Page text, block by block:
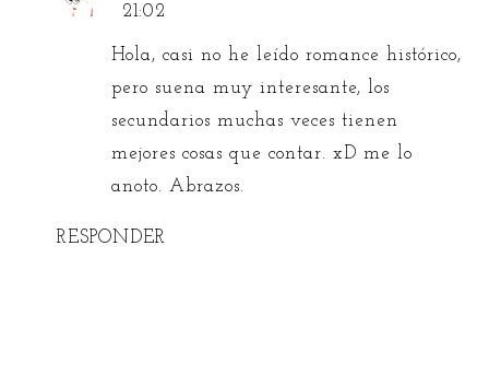
21:02
Hola, casi no he leído romance histórico,
pero suena muy interesante, los
secundarios muchas veces tienen
mejores cosas que contar. xD me lo
anoto. Abrazos.
RESPONDER